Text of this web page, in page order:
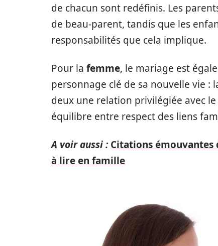
de chacun sont redéfinis. Les
de beau-parent, tandis que les
responsabilités que cela implique.
Pour la femme, le mariage est
personnage clé de sa nouvelle vie :
deux une relation privilégiée avec
équilibre entre respect des liens
A voir aussi : Citations
à lire en famille